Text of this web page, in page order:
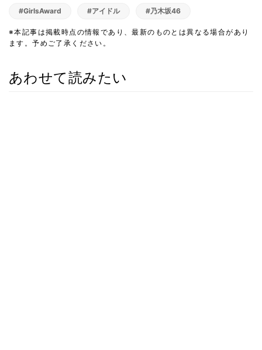
#GirlsAward #アイドル #乃木坂46
※本記事は掲載時点の情報であり、最新のものとは異なる場合があり
ます。予めご了承ください。
あわせて読みたい